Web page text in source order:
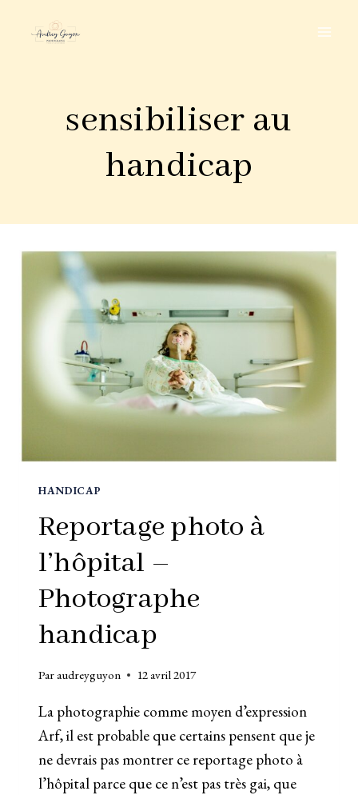
sensibiliser au
handicap
HANDICAP
Reportage photo à
l’hôpital –
Photographe
handicap
Paraudreyguyon 12 avril 2017
La photographie comme moyen d’expression
Arf, il est probable que certains pensent que je
ne devrais pas montrer ce reportage photo à
l’hôpital parce que ce n’est pas très gai, que